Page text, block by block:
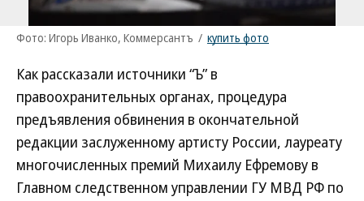
Фото: Игорь Иванко, Коммерсантъ / купить фото
Как рассказали источники “Ъ” в
правоохранительных органах, процедура
предъявления обвинения в окончательной
редакции заслуженному артисту России, лауреату
многочисленных премий Михаилу Ефремову в
Главном следственном управлении ГУ МВД РФ по